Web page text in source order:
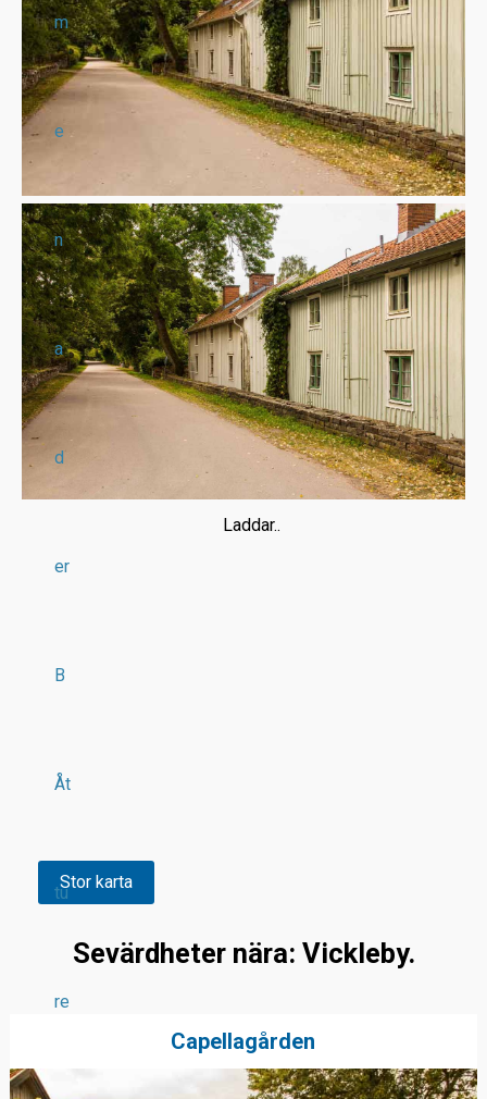
m
e
n
a
d
er
B
Åt
tu
re
Laddar..
Stor karta
Sevärdheter nära: Vickleby.
Capellagården